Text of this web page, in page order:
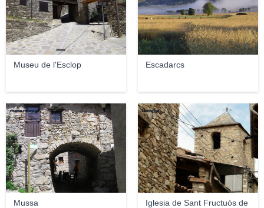
Museu de l'Esclop Escadarcs
Mussa
maria moncal
Iglesia de Sant Fructuós de
Rmsrga